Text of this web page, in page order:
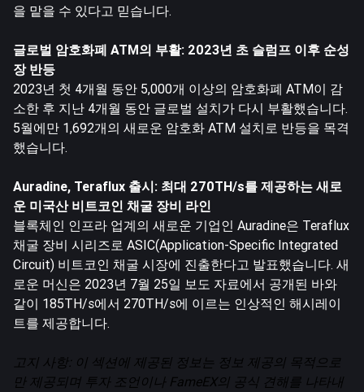
을 맡을 수 있다고 믿습니다.
글로벌 암호화폐 ATM의 부활: 2023년 초 슬럼프 이후 순성
장 반등
2023년 첫 4개월 동안 5,000개 이상의 암호화폐 ATM이 감
소한 후 지난 4개월 동안 글로벌 설치가 다시 부활했습니다.
5월에만 1,692개의 새로운 암호화 ATM 설치로 반등을 목격
했습니다.
Auradine, Teraflux 출시: 최대 270TH/s를 제공하는 새로
운 미국산 비트코인 채굴 장비 라인
블록체인 인프라 업계의 새로운 기업인 Auradine은 Teraflux
채굴 장비 시리즈로 ASIC(Application-Specific Integrated
Circuit) 비트코인 채굴 시장에 진출한다고 발표했습니다. 새
로운 머신은 2023년 7월 25일 보도 자료에서 공개된 바와
같이 185TH/s에서 270TH/s에 이르는 인상적인 해시레이
트를 제공합니다.
고지 사항: 이 섹션에 제공된 정보는 정보 제공의 목적으로
만 제공되며 투자 조언이나 FameEX의 공식 견해를 나타내